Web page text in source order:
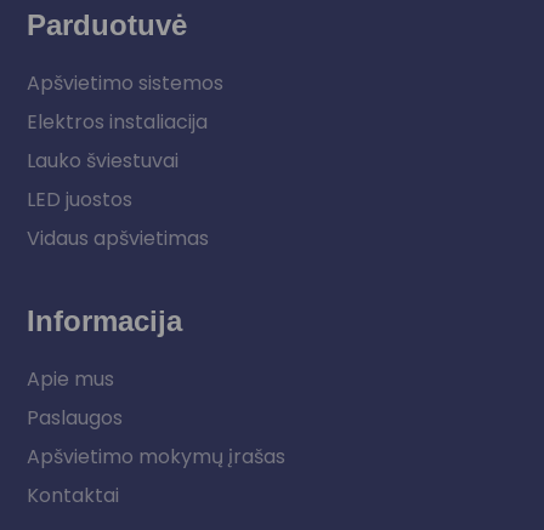
Parduotuvė
Apšvietimo sistemos
Elektros instaliacija
Lauko šviestuvai
LED juostos
Vidaus apšvietimas
Informacija
Apie mus
Paslaugos
Apšvietimo mokymų įrašas
Kontaktai